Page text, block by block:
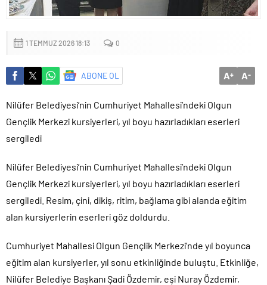
1 TEMMUZ 2026 18:13 0
ABONE OL A+ A-
Nilüfer Belediyesi’nin Cumhuriyet Mahallesi’ndeki Olgun
Gençlik Merkezi kursiyerleri, yıl boyu hazırladıkları eserleri
sergiledi
Nilüfer Belediyesi’nin Cumhuriyet Mahallesi’ndeki Olgun
Gençlik Merkezi kursiyerleri, yıl boyu hazırladıkları eserleri
sergiledi. Resim, çini, dikiş, ritim, bağlama gibi alanda eğitim
alan kursiyerlerin eserleri göz doldurdu.
Cumhuriyet Mahallesi Olgun Gençlik Merkezi’nde yıl boyunca
eğitim alan kursiyerler, yıl sonu etkinliğinde buluştu. Etkinliğe,
Nilüfer Belediye Başkanı Şadi Özdemir, eşi Nuray Özdemir,